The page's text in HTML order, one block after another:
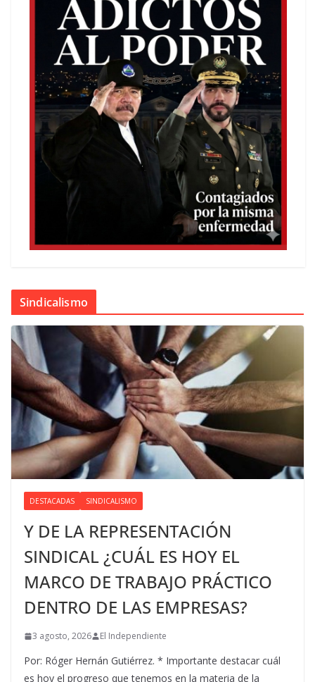
Sindicalismo
DESTACADAS SINDICALISMO
Y DE LA REPRESENTACIÓN
SINDICAL ¿CUÁL ES HOY EL
MARCO DE TRABAJO PRÁCTICO
DENTRO DE LAS EMPRESAS?
3 agosto, 2026 El Independiente
Por: Róger Hernán Gutiérrez. * Importante destacar cuál
es hoy el progreso que tenemos en la materia de la